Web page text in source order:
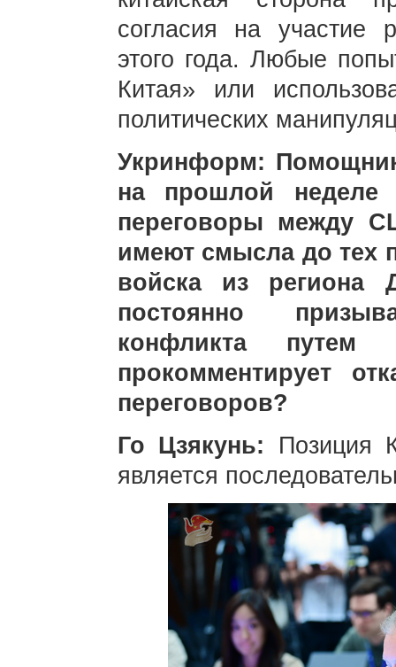
согласия на участие
этого года. Любые
Китая» или
политических
Укринформ:
на прошлой неделе
переговоры между
имеют смысла до тех
войска из региона
постоянно
конфликта путем
прокомментирует
переговоров?
Го Цзякунь: Позиция
является